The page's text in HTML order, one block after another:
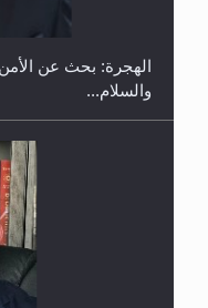
حفل توزيع الشهادات
الهجرة: بحث عن
والسلام...